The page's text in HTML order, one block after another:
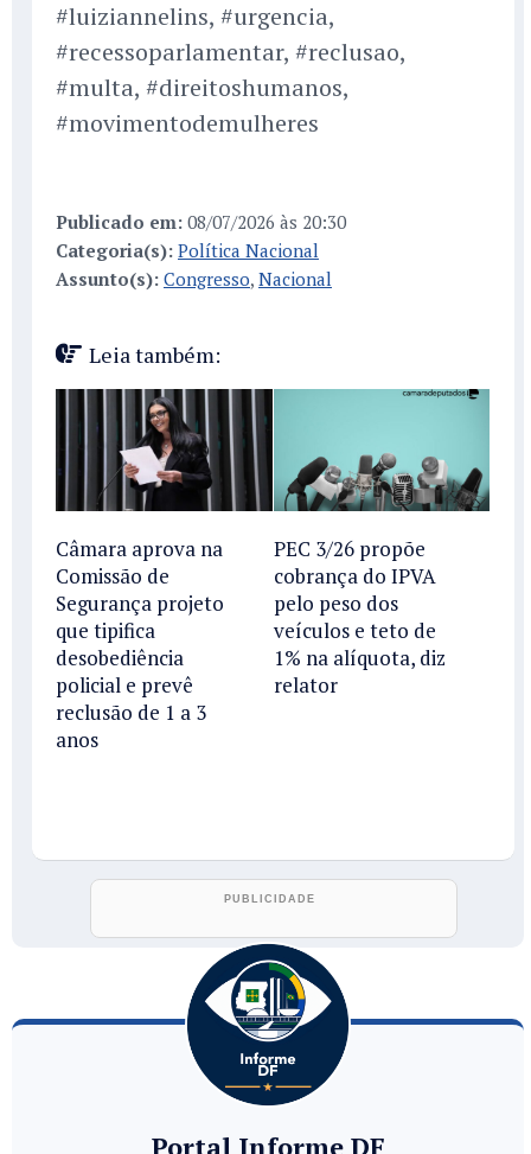
#luiziannelins, #urgencia,
#recessoparlamentar, #reclusao,
#multa, #direitoshumanos,
#movimentodemulheres
Publicado em: 08/07/2026 às 20:30
Categoria(s): Política Nacional
Assunto(s): Congresso, Nacional
Leia também:
Câmara aprova na
Comissão de
Segurança projeto
que tipifica
desobediência
policial e prevê
reclusão de 1 a 3
anos
PEC 3/26 propõe
cobrança do IPVA
pelo peso dos
veículos e teto de
1% na alíquota, diz
relator
Portal Informe DF